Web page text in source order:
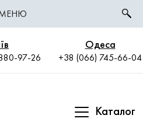
97-26
Одеса
+38 (066) 745-66-04
Каталог